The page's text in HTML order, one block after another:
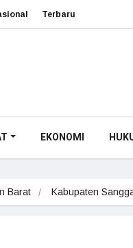
Terbaru
EKONOMI
Barat Kabupaten